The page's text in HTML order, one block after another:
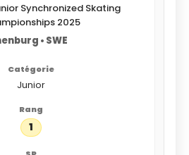
Synchronized Skating
2025
• SWE
Junior
1